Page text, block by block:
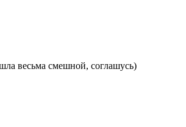
весьма смешной, соглашусь)